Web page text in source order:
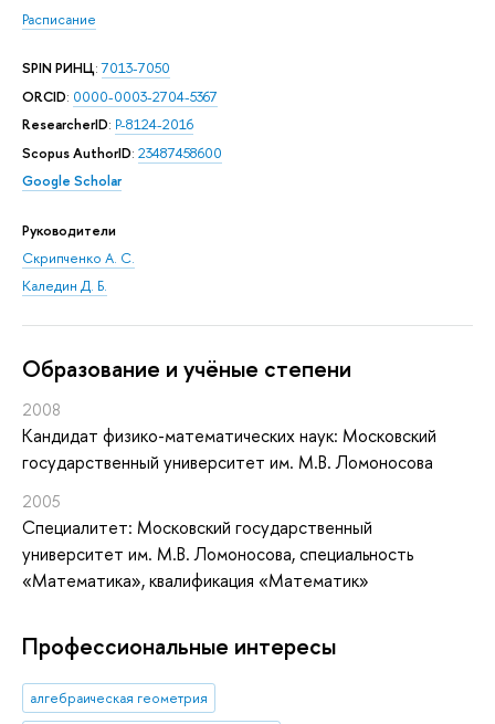
Расписание
SPIN РИНЦ:7013-7050
ORCID: 0000-0003-2704-5367
ResearcherID: P-8124-2016
Scopus AuthorID: 23487458600
Google Scholar
Руководители
Скрипченко А. С.
Каледин Д. Б.
Oбразование и учёные степени
2008
Кандидат физико-математических наук: Московский
государственный университет им. М.В. Ломоносова
2005
Специалитет: Московский государственный
университет им. М.В. Ломоносова, специальность
«Математика», квалификация «Математик»
Профессиональные интересы
алгебраическая геометрия